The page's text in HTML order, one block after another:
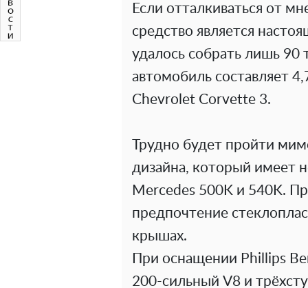
Если отталкиваться от
средство является
удалось собрать лишь 90
автомобиль составляет
Chevrolet Corvette 3.
Трудно будет пройти
дизайна, который имеет
Mercedes 500K и 540K.
предпочтение
крышах.
При оснащении Phillips
200-сильный V8 и